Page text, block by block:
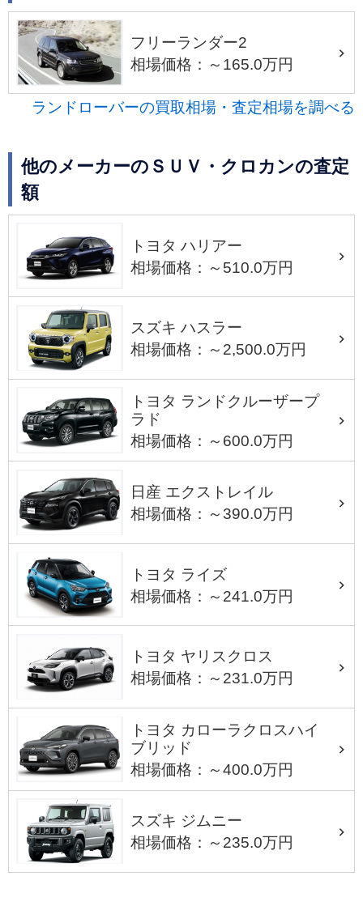
フリーランダー2
相場価格：～165.0万円
ランドローバーの買取相場・査定相場を調べる
他のメーカーのＳＵＶ・クロカンの査定
額
トヨタ ハリアー
相場価格：～510.0万円
スズキ ハスラー
相場価格：～2,500.0万円
トヨタ ランドクルーザープ
ラド
相場価格：～600.0万円
日産 エクストレイル
相場価格：～390.0万円
トヨタ ライズ
相場価格：～241.0万円
トヨタ ヤリスクロス
相場価格：～231.0万円
トヨタ カローラクロスハイ
ブリッド
相場価格：～400.0万円
スズキ ジムニー
相場価格：～235.0万円